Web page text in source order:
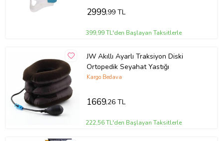
2999,99 TL
399,99 TL'den Başlayan Taksitlerle
JW Akıllı Ayarlı Traksiyon Diski
Ortopedik Seyahat Yastığı
Kargo Bedava
1669,26 TL
222,56 TL'den Başlayan Taksitlerle